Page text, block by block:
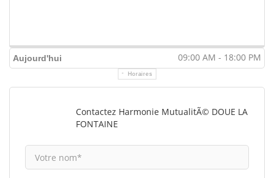
Aujourd'hui 09:00 AM - 18:00 PM
Horaires
Contactez Harmonie MutualitÃ© DOUE LA
FONTAINE